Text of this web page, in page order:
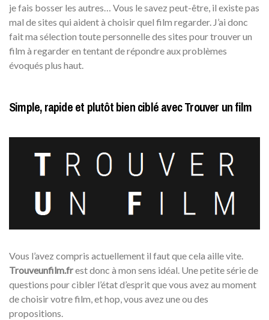
je fais bosser les autres… Vous le savez peut-être, il existe pas
mal de sites qui aident à choisir quel film regarder. J’ai donc
fait ma sélection toute personnelle des sites pour trouver un
film à regarder en tentant de répondre aux problèmes
évoqués plus haut.
Simple, rapide et plutôt bien ciblé avec Trouver un film
Vous l’avez compris actuellement il faut que cela aille vite.
Trouveunfilm.frest donc à mon sens idéal. Une petite série de
questions pour cibler l’état d’esprit que vous avez au moment
de choisir votre film, et hop, vous avez une ou des
propositions.